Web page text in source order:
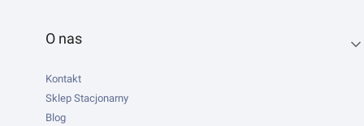
Linki w stopce
O nas
Kontakt
Sklep Stacjonarny
Blog